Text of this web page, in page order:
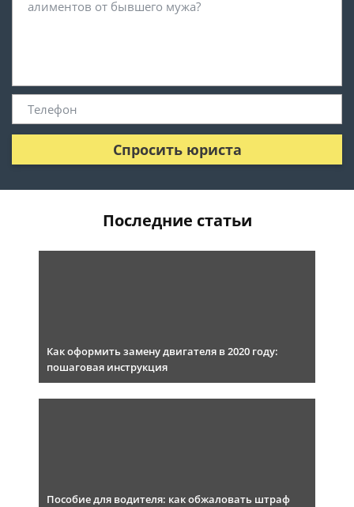
Спросить юриста
Последние статьи
Как оформить замену двигателя в 2020 году:
пошаговая инструкция
Пособие для водителя: как обжаловать штраф